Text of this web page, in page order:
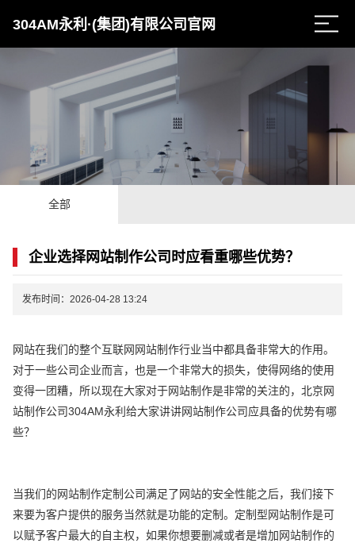
304AM永利·(集团)有限公司官网
全部
企业选择网站制作公司时应看重哪些优势？
发布时间：2026-04-28 13:24
网站在我们的整个互联网网站制作行业当中都具备非常大的作用。
对于一些公司企业而言，也是一个非常大的损失，使得网络的使用
变得一团糟，所以现在大家对于网站制作是非常的关注的，北京网
站制作公司304AM永利给大家讲讲网站制作公司应具备的优势有哪
些？
当我们的网站制作定制公司满足了网站的安全性能之后，我们接下
来要为客户提供的服务当然就是功能的定制。定制型网站制作是可
以赋予客户最大的自主权，如果你想要删减或者是增加网站制作的